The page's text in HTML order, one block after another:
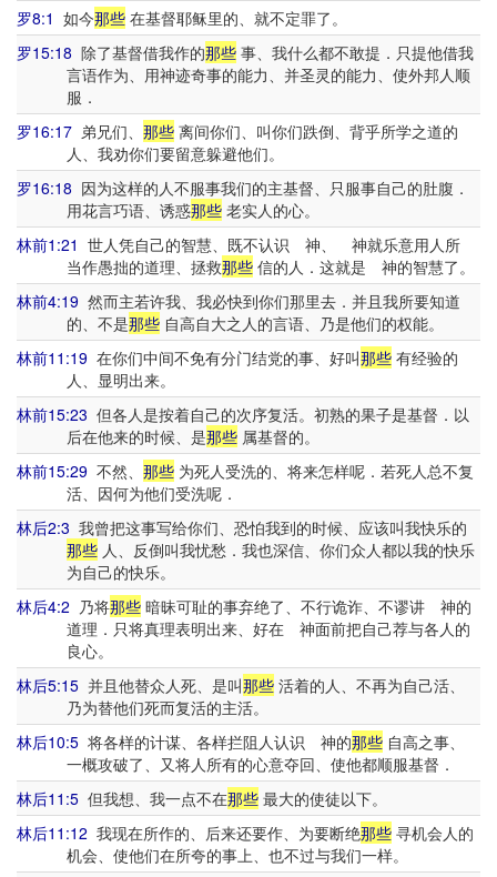
罗8:1 如今那些 在基督耶稣里的、就不定罪了。
罗15:18 除了基督借我作的那些 事、我什么都不敢提．只提他借我
言语作为、用神迹奇事的能力、并圣灵的能力、使外邦人顺
服．
罗16:17 弟兄们、 那些 离间你们、叫你们跌倒、背乎所学之道的
人、我劝你们要留意躲避他们。
罗16:18 因为这样的人不服事我们的主基督、只服事自己的肚腹．
用花言巧语、诱惑那些老实人的心。
林前1:21 世人凭自己的智慧、既不认识 神、 神就乐意用人所
当作愚拙的道理、拯救那些信的人．这就是 神的智慧了。
林前4:19 然而主若许我、我必快到你们那里去．并且我所要知道
的、不是那些自高自大之人的言语、乃是他们的权能。
林前11:19 在你们中间不免有分门结党的事、好叫那些 有经验的
人、显明出来。
林前15:23 但各人是按着自己的次序复活。初熟的果子是基督．以
后在他来的时候、是那些属基督的。
林前15:29 不然、 那些 为死人受洗的、将来怎样呢．若死人总不复
活、因何为他们受洗呢．
林后2:3 我曾把这事写给你们、恐怕我到的时候、应该叫我快乐的
那些人、反倒叫我忧愁．我也深信、你们众人都以我的快乐
为自己的快乐。
林后4:2 乃将那些 暗昧可耻的事弃绝了、不行诡诈、不谬讲 神的
道理．只将真理表明出来、好在 神面前把自己荐与各人的
良心。
林后5:15 并且他替众人死、是叫那些 活着的人、不再为自己活、
乃为替他们死而复活的主活。
林后10:5 将各样的计谋、各样拦阻人认识 神的那些 自高之事、
一概攻破了、又将人所有的心意夺回、使他都顺服基督．
林后11:5 但我想、我一点不在那些 最大的使徒以下。
林后11:12 我现在所作的、后来还要作、为要断绝那些 寻机会人的
机会、使他们在所夸的事上、也不过与我们一样。